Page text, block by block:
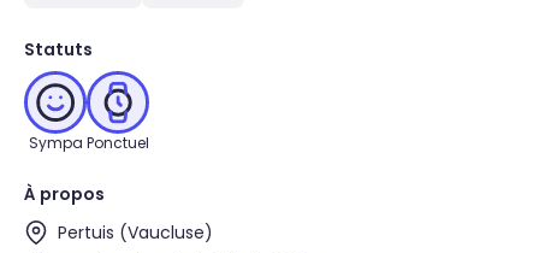
Statuts
Sympa Ponctuel
À propos
Pertuis (Vaucluse)